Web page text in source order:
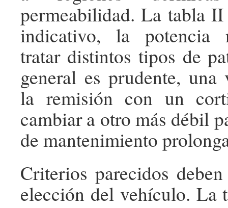
permeabilidad. La tabla
indicativo, la potencia
tratar distintos tipos de
general es prudente, una
la remisión con un
cambiar a otro más débil
de mantenimiento
Criterios parecidos
elección del vehículo. La